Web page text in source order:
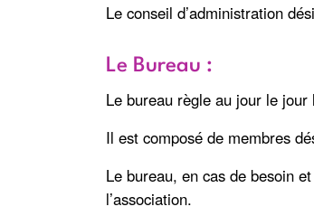
Le conseil d’administration
Le Bureau :
Le bureau règle au jour le jour
Il est composé de membres
Le bureau, en cas de besoin
l’association.